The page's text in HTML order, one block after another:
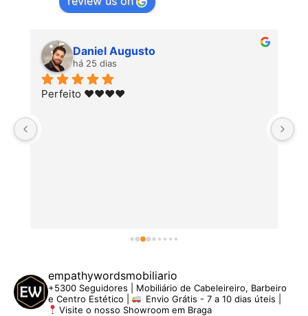
Daniel Augusto
há 25 dias
Perfeito ♥️♥️♥️♥️
empathywordsmobiliario
+5300 Seguidores | Mobiliário de Cabeleireiro, Barbeiro
e Centro Estético |
Envio Grátis - 7 a 10 dias úteis |
Visite o nosso Showroom em Braga